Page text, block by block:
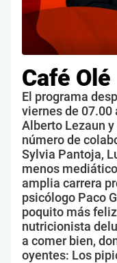
Café Olé
El programa
viernes de 07.00
Alberto Lezaun
número de
Sylvia Pantoja,
menos
amplia carrera
psicólogo Paco
poquito más
nutricionista
a comer bien,
oyentes: Los